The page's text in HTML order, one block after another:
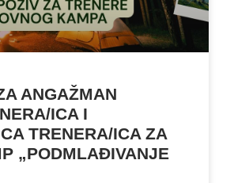
ANGAŽMAN
ICA I
TRENERA/ICA ZA
„PODMLAĐIVANJE